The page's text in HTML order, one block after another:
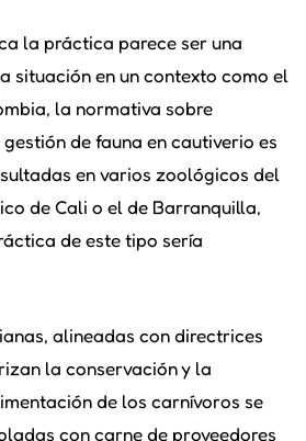
la práctica parece ser una
situación en un contexto como el
la normativa sobre
de fauna en cautiverio es
en varios zoológicos del
de Cali o el de Barranquilla,
de este tipo sería
alineadas con directrices
la conservación y la
de los carnívoros se
con carne de proveedores